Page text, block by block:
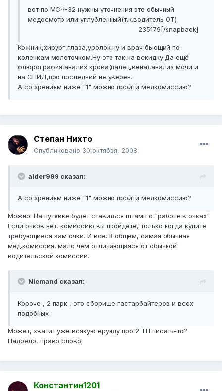
вот по МСЧ-32 нужны уточнения:это обычный
медосмотр или углубленный(т.к.водитель ОТ)
235179[/snapback]
Кожник,хирург,глаза,уролок,ну и врач бьющий по
коленкам молоточком.Ну это так,на вскидку.Да ещё
флюрография,анализ крова(палец,вена),анализ мочи и
на СПИД,про последний не уверен.
А со зрением ниже "1" можно пройти медкомиссию?
Степан Нихто
Опубликовано 30 октября, 2008
alder999 сказал:
А со зрением ниже "1" можно пройти медкомиссию?
Можно. На путевке будет ставиться штамп о "работе в очках".
Если очков нет, комиссию вы пройдете, только когда купите
требующиеся вам очки. И все. В общем, самая обычная
мед.комиссия, мало чем отличающаяся от обычной
водительской комиссии.
Niemand сказал:
Короче , 2 парк , это сборише гастарбайтеров и всех
подобных
Может, хватит уже всякую ерунду про 2 ТП писать-то?
Надоело, право слово!
Константин1201